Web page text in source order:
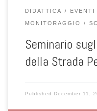
DIDATTICA EVENTI
MONITORAGGIO
Seminario
della Strada
Published December 11,